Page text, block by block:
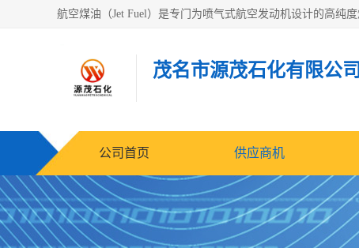
茂名市源茂石化有限公司
公司首页 供应商机